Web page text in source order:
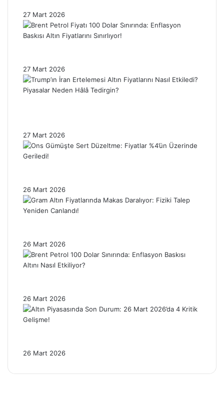
27 Mart 2026
27 Mart 2026
27 Mart 2026
26 Mart 2026
26 Mart 2026
26 Mart 2026
26 Mart 2026